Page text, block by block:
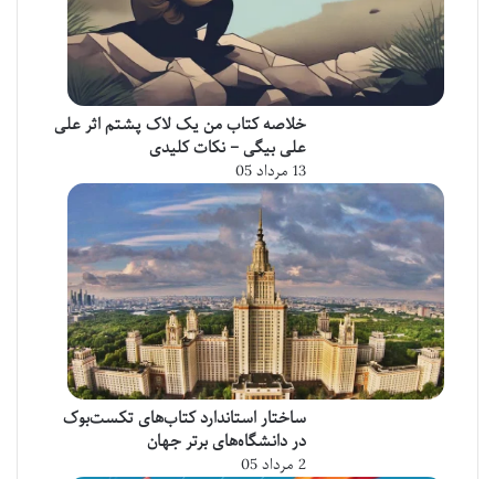
خلاصه کتاب من یک لاک پشتم اثر علی
علی بیگی – نکات کلیدی
13 مرداد 05
ساختار استاندارد کتاب‌های تکست‌بوک
در دانشگاه‌های برتر جهان
2 مرداد 05